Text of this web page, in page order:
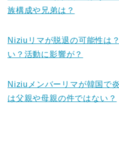
族構成や兄弟は？
Niziuリマが脱退の可能性は
い？活動に影響が？
Niziuメンバーリマが韓国で
は父親や母親の件ではない？